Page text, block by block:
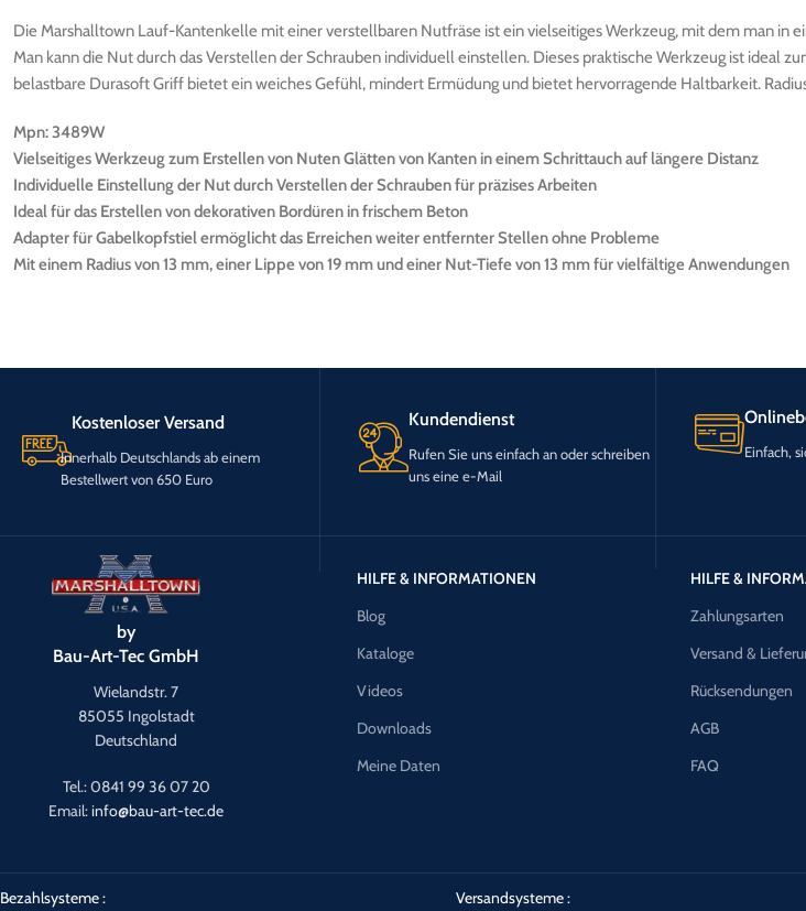
Die Marshalltown Lauf-Kantenkelle mit einer verstellbaren Nutfräse ist ein vielseitiges Werkzeug, mit dem man in
Man kann die Nut durch das Verstellen der Schrauben individuell einstellen. Dieses praktische Werkzeug ist ideal
belastbare Durasoft Griff bietet ein weiches Gefühl, mindert Ermüdung und bietet hervorragende Haltbarkeit.
Mpn: 3489W
Vielseitiges Werkzeug zum Erstellen von Nuten Glätten von Kanten in einem Schrittauch auf längere Distanz
Individuelle Einstellung der Nut durch Verstellen der Schrauben für präzises Arbeiten
Ideal für das Erstellen von dekorativen Bordüren in frischem Beton
Adapter für Gabelkopfstiel ermöglicht das Erreichen weiter entfernter Stellen ohne Probleme
Mit einem Radius von 13 mm, einer Lippe von 19 mm und einer Nut-Tiefe von 13 mm für vielfältige Anwendungen
Kostenloser Versand
Innerhalb Deutschlands ab einem
Bestellwert von 650 Euro
Kundendienst
Rufen Sie uns einfach an oder schreiben
uns eine e-Mail
Einfach,
by
Bau-Art-Tec GmbH
Wielandstr. 7
85055 Ingolstadt
Deutschland
Tel.: 0841 99 36 07 20
Email:info@bau-art-tec.de
HILFE & INFORMATIONEN
Blog
Kataloge
Videos
Downloads
Meine Daten
HILFE &
Zahlungsarten
Versand &
Rücksendungen
AGB
FAQ
Bezahlsysteme : Versandsysteme :